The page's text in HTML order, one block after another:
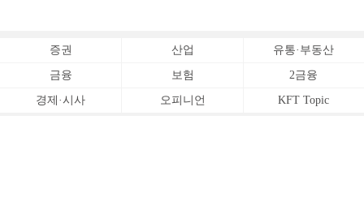
증권 산업 유통·부동산
금융 보험 2금융
경제·시사 오피니언 KFT Topic